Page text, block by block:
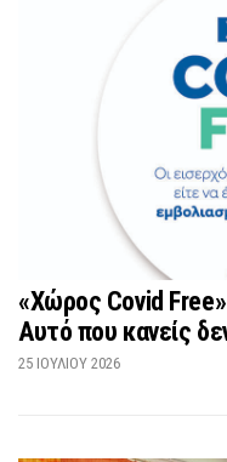
«Χώρος Covid
Αυτό που κανείς
25 ΙΟΥΛΊΟΥ 2026